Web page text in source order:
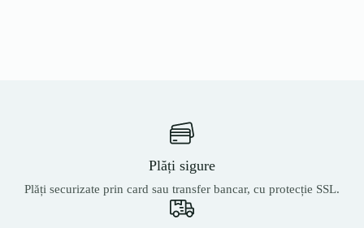
Plăți sigure
Plăți securizate prin card sau transfer bancar, cu protecție SSL.